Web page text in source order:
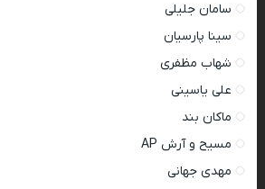
سامان جلیلی
سینا پارسیان
شهاب مظفری
علی یاسینی
ماکان بند
مسیح و آرش AP
مهدی جهانی